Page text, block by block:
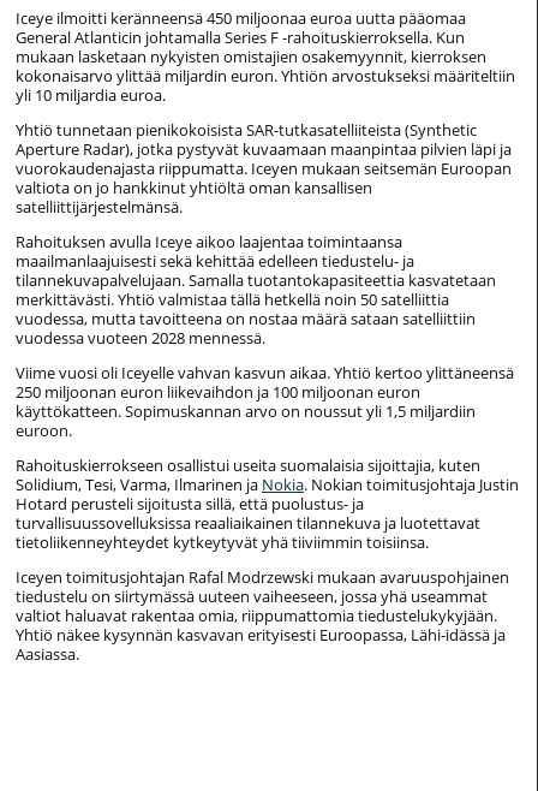
Iceye ilmoitti keränneensä 450 miljoonaa euroa uutta pääomaa
General Atlanticin johtamalla Series F -rahoituskierroksella. Kun
mukaan lasketaan nykyisten omistajien osakemyynnit, kierroksen
kokonaisarvo ylittää miljardin euron. Yhtiön arvostukseksi määriteltiin
yli 10 miljardia euroa.
Yhtiö tunnetaan pienikokoisista SAR-tutkasatelliiteista (Synthetic
Aperture Radar), jotka pystyvät kuvaamaan maanpintaa pilvien läpi ja
vuorokaudenajasta riippumatta. Iceyen mukaan seitsemän Euroopan
valtiota on jo hankkinut yhtiöltä oman kansallisen
satelliittijärjestelmänsä.
Rahoituksen avulla Iceye aikoo laajentaa toimintaansa
maailmanlaajuisesti sekä kehittää edelleen tiedustelu- ja
tilannekuvapalvelujaan. Samalla tuotantokapasiteettia kasvatetaan
merkittävästi. Yhtiö valmistaa tällä hetkellä noin 50 satelliittia
vuodessa, mutta tavoitteena on nostaa määrä sataan satelliittiin
vuodessa vuoteen 2028 mennessä.
Viime vuosi oli Iceyelle vahvan kasvun aikaa. Yhtiö kertoo ylittäneensä
250 miljoonan euron liikevaihdon ja 100 miljoonan euron
käyttökatteen. Sopimuskannan arvo on noussut yli 1,5 miljardiin
euroon.
Rahoituskierrokseen osallistui useita suomalaisia sijoittajia, kuten
Solidium, Tesi, Varma, Ilmarinen ja Nokia. Nokian toimitusjohtaja Justin
Hotard perusteli sijoitusta sillä, että puolustus- ja
turvallisuussovelluksissa reaaliaikainen tilannekuva ja luotettavat
tietoliikenneyhteydet kytkeytyvät yhä tiiviimmin toisiinsa.
Iceyen toimitusjohtajan Rafal Modrzewski mukaan avaruuspohjainen
tiedustelu on siirtymässä uuteen vaiheeseen, jossa yhä useammat
valtiot haluavat rakentaa omia, riippumattomia tiedustelukykyjään.
Yhtiö näkee kysynnän kasvavan erityisesti Euroopassa, Lähi-idässä ja
Aasiassa.